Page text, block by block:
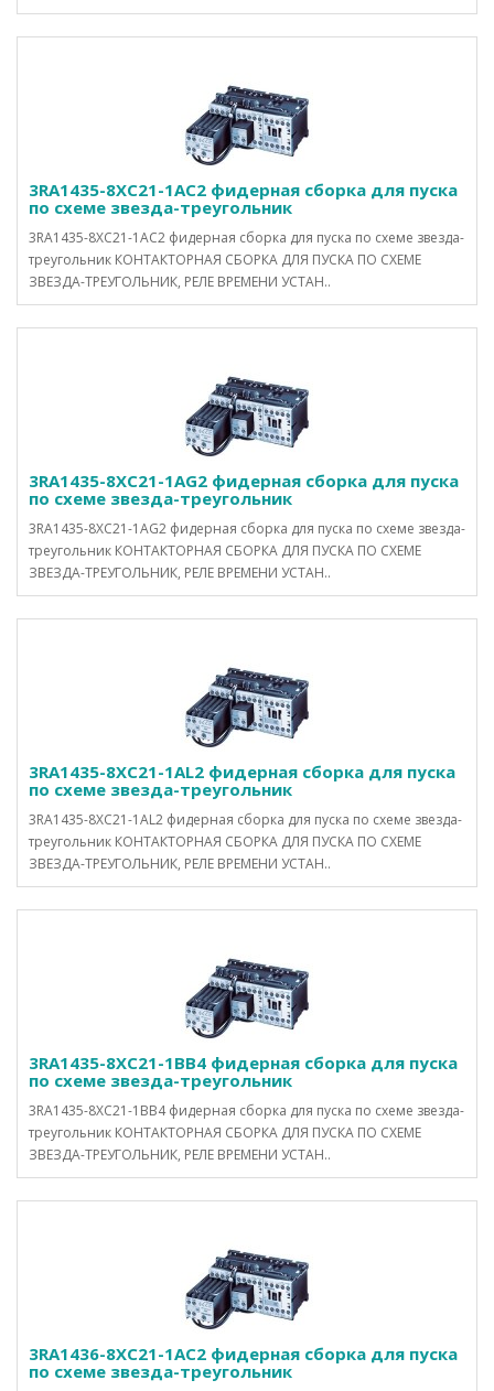
3RA1435-8XC21-1AC2 фидерная сборка для пуска
по схеме звезда-треугольник
3RA1435-8XC21-1AC2 фидерная сборка для пуска по схеме звезда-
треугольник КОНТАКТОРНАЯ СБОРКА ДЛЯ ПУСКА ПО СХЕМЕ
ЗВЕЗДА-ТРЕУГОЛЬНИК, РЕЛЕ ВРЕМЕНИ УСТАН..
3RA1435-8XC21-1AG2 фидерная сборка для пуска
по схеме звезда-треугольник
3RA1435-8XC21-1AG2 фидерная сборка для пуска по схеме звезда-
треугольник КОНТАКТОРНАЯ СБОРКА ДЛЯ ПУСКА ПО СХЕМЕ
ЗВЕЗДА-ТРЕУГОЛЬНИК, РЕЛЕ ВРЕМЕНИ УСТАН..
3RA1435-8XC21-1AL2 фидерная сборка для пуска
по схеме звезда-треугольник
3RA1435-8XC21-1AL2 фидерная сборка для пуска по схеме звезда-
треугольник КОНТАКТОРНАЯ СБОРКА ДЛЯ ПУСКА ПО СХЕМЕ
ЗВЕЗДА-ТРЕУГОЛЬНИК, РЕЛЕ ВРЕМЕНИ УСТАН..
3RA1435-8XC21-1BB4 фидерная сборка для пуска
по схеме звезда-треугольник
3RA1435-8XC21-1BB4 фидерная сборка для пуска по схеме звезда-
треугольник КОНТАКТОРНАЯ СБОРКА ДЛЯ ПУСКА ПО СХЕМЕ
ЗВЕЗДА-ТРЕУГОЛЬНИК, РЕЛЕ ВРЕМЕНИ УСТАН..
3RA1436-8XC21-1AC2 фидерная сборка для пуска
по схеме звезда-треугольник